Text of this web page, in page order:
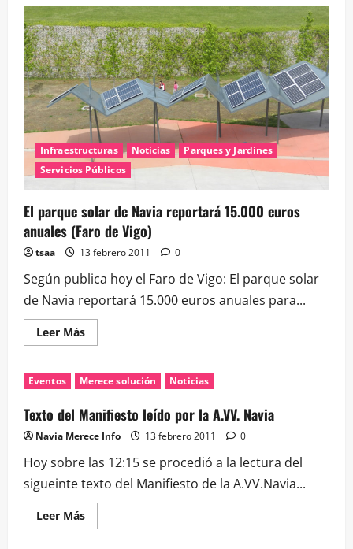
Inundación
en
cruce
de
Navia
con
2º
cinturón,
y
una
caída
de
árbol
por
viento
Infraestructuras Noticias
Parques y Jardines
Servicios Públicos
El parque solar de Navia reportará 15.000 euros
anuales (Faro de Vigo)
tsaa 13 febrero 2011 0
Según publica hoy el Faro de Vigo: El parque solar
de Navia reportará 15.000 euros anuales para...
Leer MásLeer
más
El
parque
de
Navia
reportará
15.000
anuales
de
Eventos Merece solución Noticias
Texto del Manifiesto leído por la A.VV. Navia
Navia Merece Info 13 febrero 2011 0
Hoy sobre las 12:15 se procedió a la lectura del
sigueinte texto del Manifiesto de la A.VV.Navia...
Leer MásLeer
más